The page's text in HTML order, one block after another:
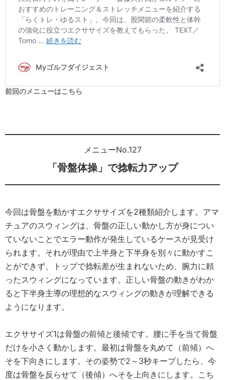
前回のメニューはこちら
メニューNo.127
「骨盤体操」で捻転力アップ
今回は骨盤を動かすエクササイズを2種類紹介します。アマ
チュアのスウィングは、骨盤の正しい動かし方が身につい
ていないことでエラー動作が発生しているケースが見受け
られます。それが理由で上半身と下半身を別々に動かすこ
とができず、トップで捻転差が生まれないため、腕力に頼
ったスウィングになっています。正しい骨盤の動きがわか
ると下半身主導の理想的なスウィングの動きが理解できる
ようになります。
エクササイズ1は骨盤の前傾と後傾です。腰に手を当て骨盤
だけを小さく動かします。最初は骨盤を丸めて（前傾）へ
そを下向きにします。その姿勢で2～3秒キープしたら、今
度は骨盤を反らせて（後傾）へそを上向きにします。こち